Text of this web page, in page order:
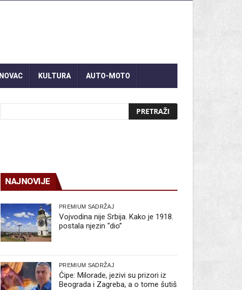
NOVAC KULTURA AUTO-MOTO
NAJNOVIJE
PREMIUM SADRŽAJ
Vojvodina nije Srbija. Kako je 1918.
postala njezin “dio”
PREMIUM SADRŽAJ
Ćipe: Milorade, jezivi su prizori iz
Beograda i Zagreba, a o tome šutiš